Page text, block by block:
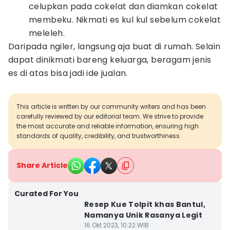
celupkan pada cokelat dan diamkan cokelat
membeku. Nikmati es kul kul sebelum cokelat
meleleh.
Daripada ngiler, langsung aja buat di rumah. Selain
dapat dinikmati bareng keluarga, beragam jenis
es di atas bisa jadi ide jualan.
This article is written by our community writers and has been
carefully reviewed by our editorial team. We strive to provide
the most accurate and reliable information, ensuring high
standards of quality, credibility, and trustworthiness.
Share Article
Curated For You
Resep Kue Tolpit khas Bantul,
Namanya Unik Rasanya Legit
16 Okt 2023, 10:22 WIB